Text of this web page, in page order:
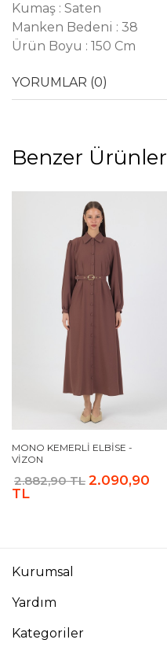
Kumaş : Saten
Manken Bedeni : 38
Ürün Boyu : 150 Cm
YORUMLAR (0)
Benzer Ürünler
MONO KEMERLI ELBISE -
VIZON
2.882,90 TL 2.090,90
TL
Kurumsal
Yardım
Kategoriler